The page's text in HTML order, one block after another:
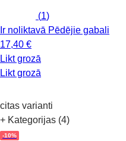
(1)
Ir noliktavā Pēdējie gabali
17,40 €
Likt grozā
Likt grozā
citas varianti
+ Kategorijas (4)
-10%